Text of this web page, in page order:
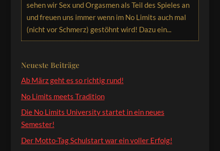
sehen wir Sex und Orgasmen als Teil des Spieles an
und freuen uns immer wenn im No Limits auch mal
(nicht vor Schmerz) gestöhnt wird! Dazu ein...
Neueste Beiträge
Ab März geht es so richtig rund!
No Limits meets Tradition
Die No Limits University startet in ein neues
Semester!
Der Motto-Tag Schulstart war ein voller Erfolg!